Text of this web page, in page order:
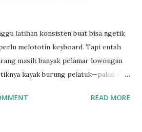
latihan konsisten buat bisa ngetik
melototin keyboard. Tapi entah
masih banyak pelamar lowongan
kayak burung pelatuk—pakai dua
pelayanan pelanggan. Gak Bisa
READ MORE